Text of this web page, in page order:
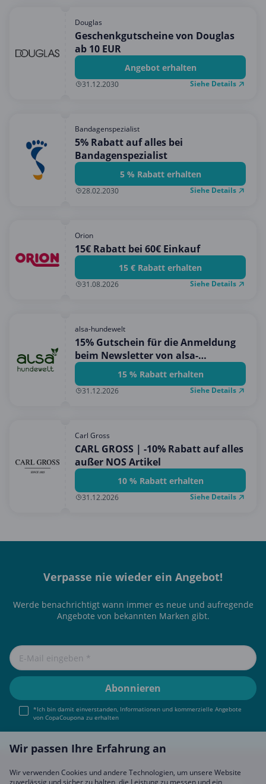
Douglas
Geschenkgutscheine von Douglas
ab 10 EUR
Angebot erhalten
31.12.2030 Siehe Details
Bandagenspezialist
5% Rabatt auf alles bei
Bandagenspezialist
5 % Rabatt erhalten
28.02.2030 Siehe Details
Orion
15€ Rabatt bei 60€ Einkauf
15 € Rabatt erhalten
31.08.2026 Siehe Details
alsa-hundewelt
15% Gutschein für die Anmeldung
beim Newsletter von alsa-
hundewelt!15 % Rabatt erhalten
31.12.2026 Siehe Details
Carl Gross
CARL GROSS | -10% Rabatt auf alles
außer NOS Artikel
10 % Rabatt erhalten
31.12.2026 Siehe Details
Verpasse nie wieder ein Angebot!
Werde benachrichtigt wann immer es neue und aufregende
Angebote von bekannten Marken gibt.
*Ich bin damit einverstanden, Informationen und kommerzielle Angebote
von CopaCoupona zu erhalten
Wir passen Ihre Erfahrung an
Wir verwenden Cookies und andere Technologien, um unsere Website
zuverlässig und sicher zu halten, die Leistung zu messen und ein